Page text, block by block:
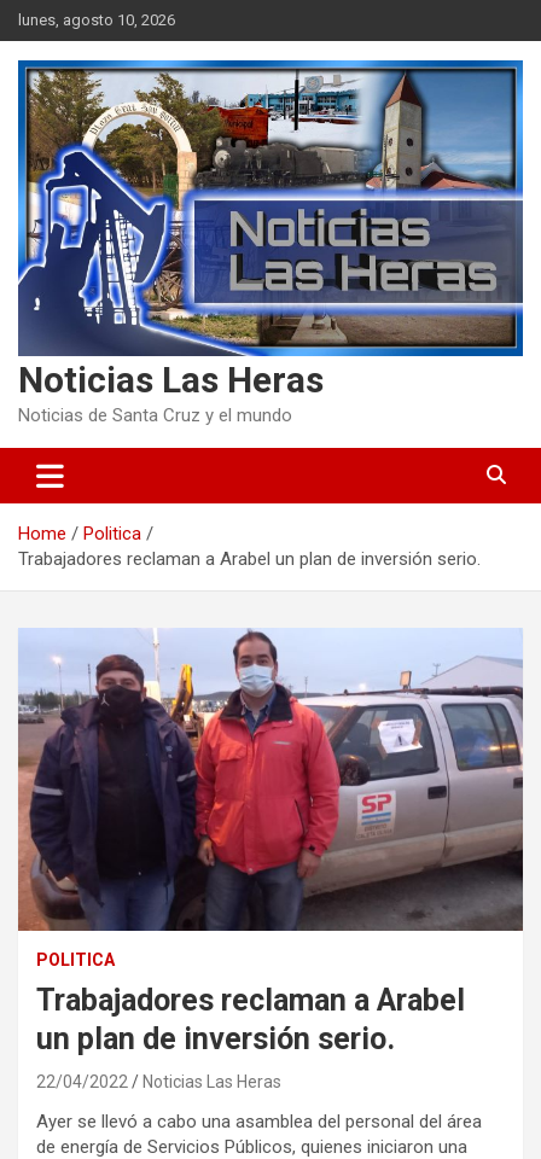
Skip
to
content
lunes, agosto 10, 2026
Noticias Las Heras
Noticias de Santa Cruz y el mundo
Home
Politica
Trabajadores reclaman a Arabel un plan de inversión serio.
POLITICA
Trabajadores reclaman a Arabel
un plan de inversión serio.
22/04/2022 Noticias Las Heras
Ayer se llevó a cabo una asamblea del personal del área
de energía de Servicios Públicos, quienes iniciaron una